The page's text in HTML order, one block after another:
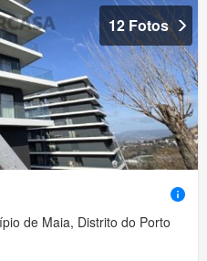
12 Fotos
de Maia, Distrito do Porto